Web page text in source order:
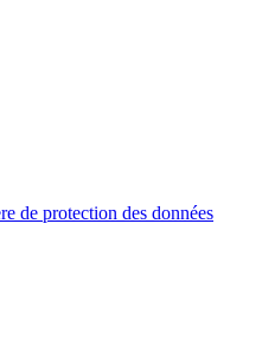
de protection des données